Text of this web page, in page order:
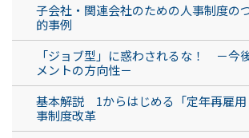
子会社・関連会社のための人事制度の
的事例
「ジョブ型」に惑わされるな！ －今
メントの方向性－
基本解説 1からはじめる「定年再雇用
事制度改革